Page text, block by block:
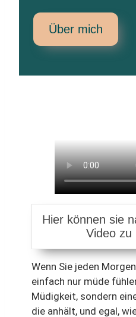
Über mich
Hier können sie
Video zu
Wenn Sie jeden
einfach nur müde
Müdigkeit, sondern
die anhält, und egal,